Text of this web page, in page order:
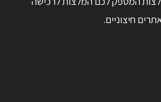
חיצוניים.